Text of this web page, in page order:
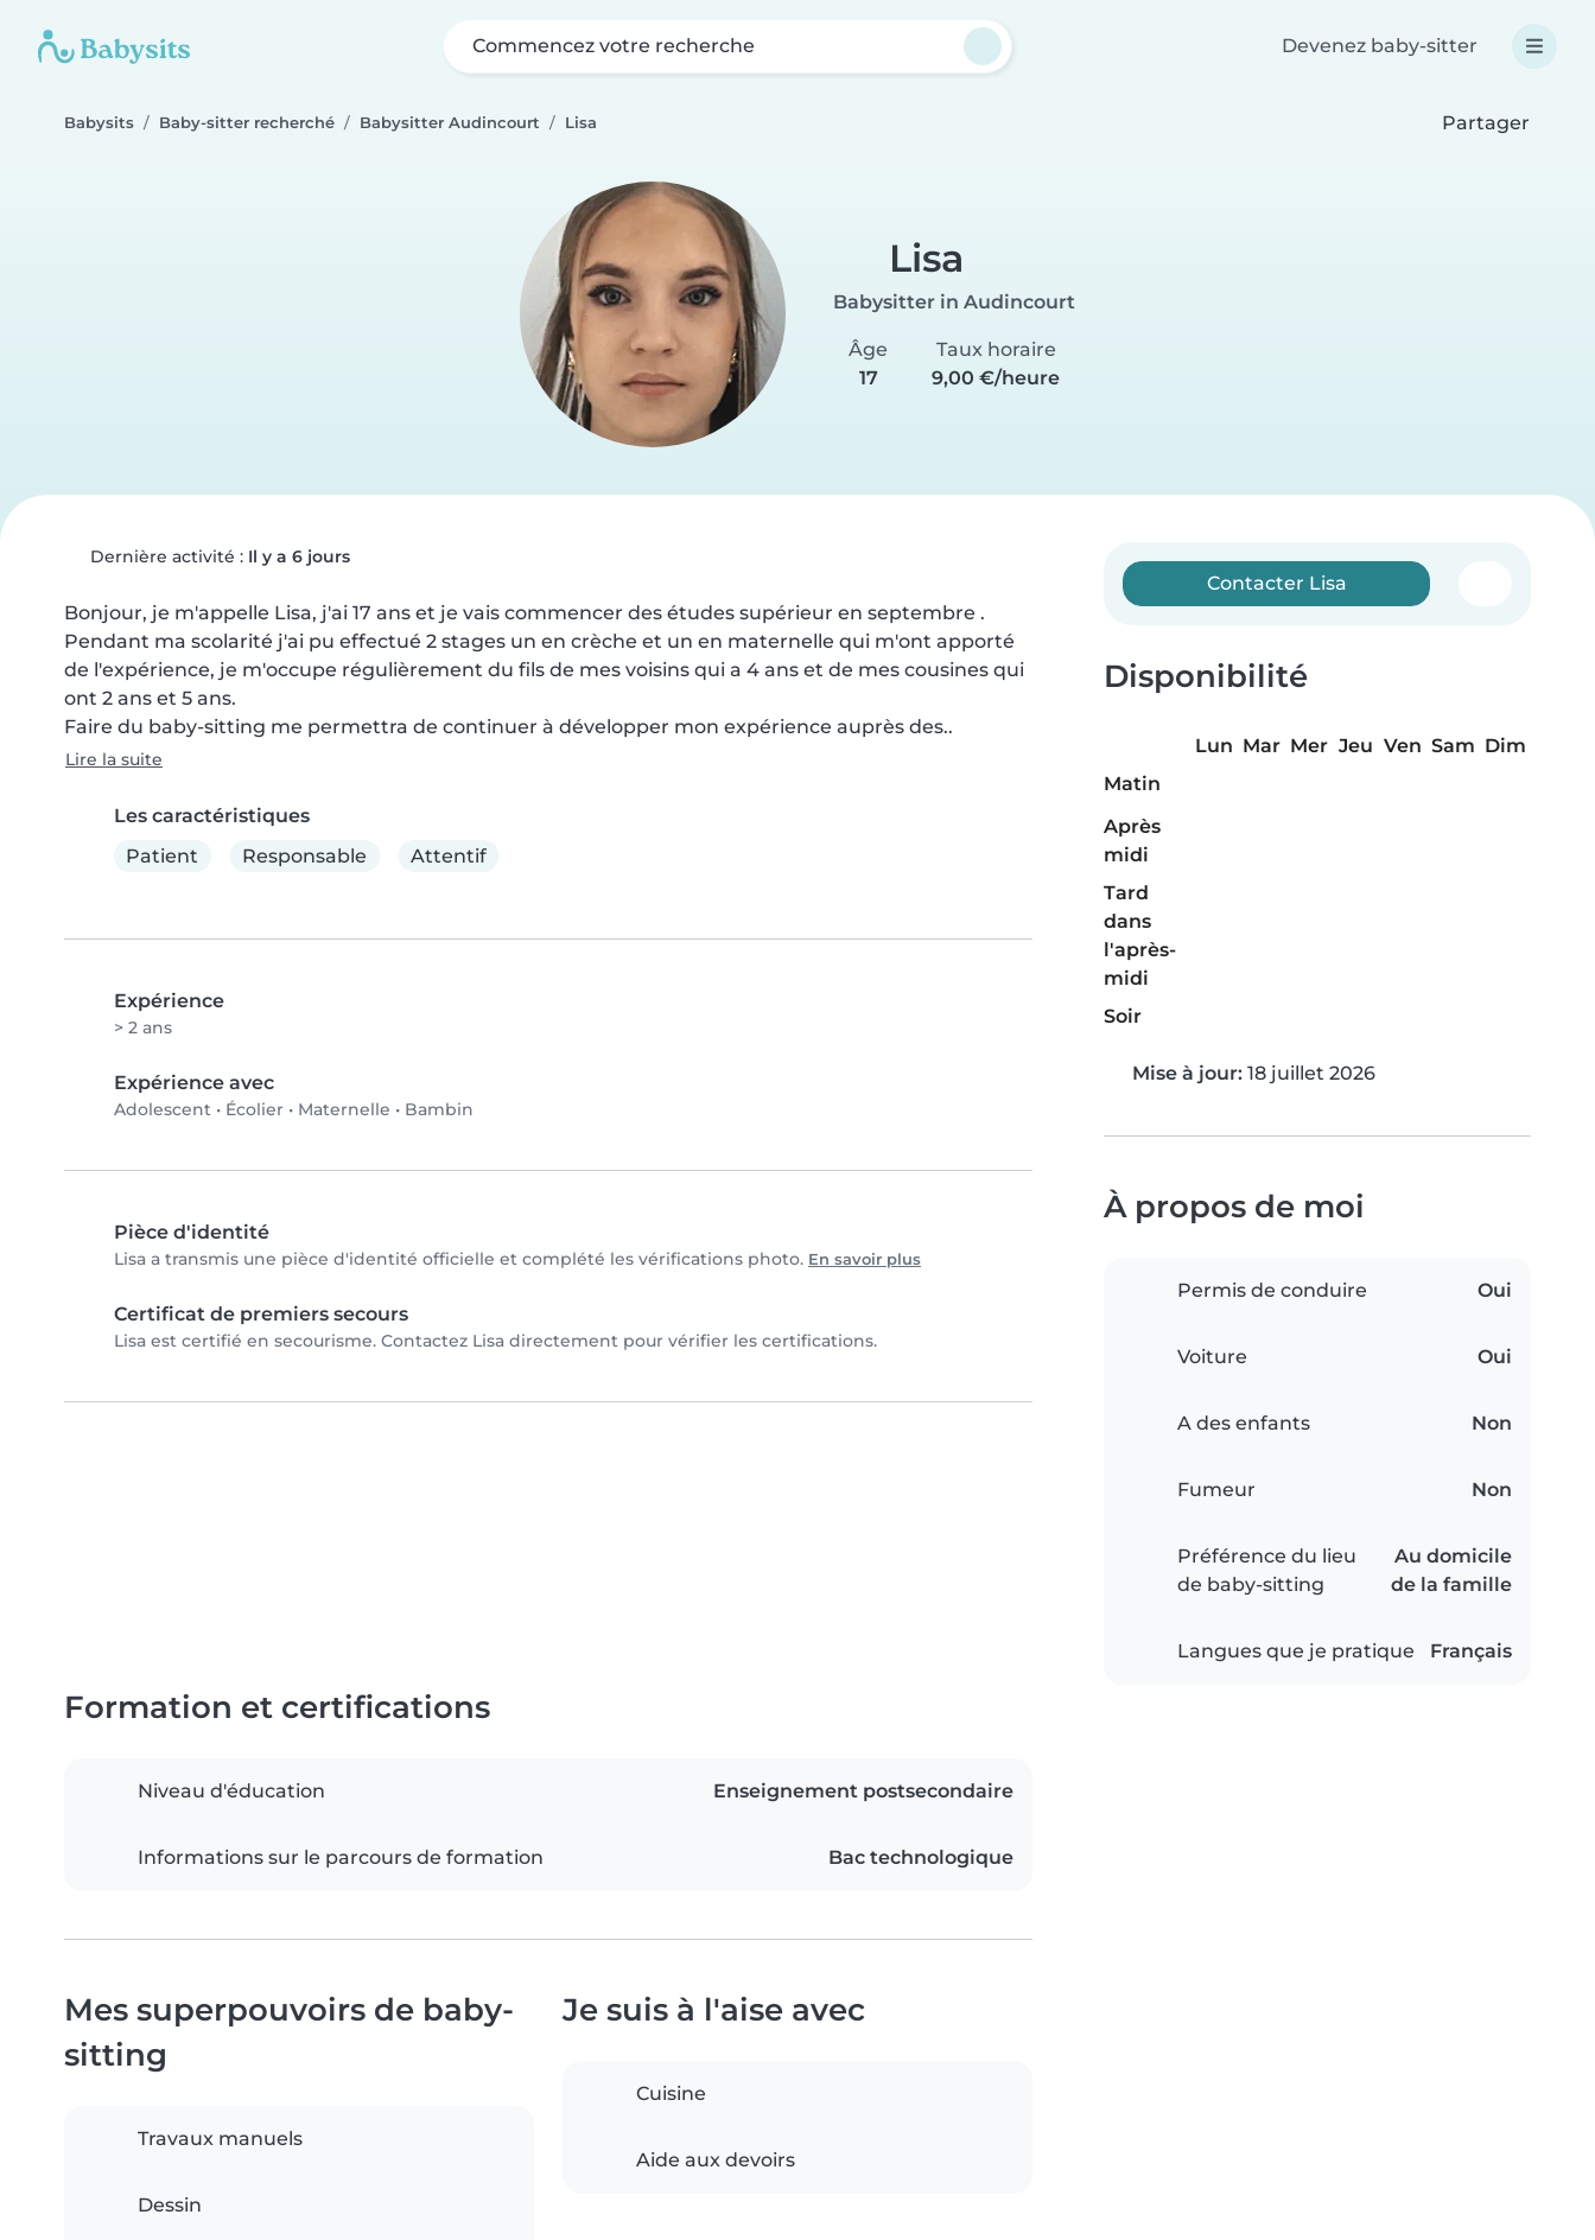
Commencez votre recherche Devenez baby-sitter
Babysits Baby-sitter recherché Babysitter Audincourt Lisa Partager
Lisa
Babysitter in Audincourt
Âge
17
Taux horaire
9,00 €/heure
Dernière activité : Il y a 6 jours
Bonjour, je m'appelle Lisa, j'ai 17 ans et je vais commencer des études supérieur en septembre .
Pendant ma scolarité j'ai pu effectué 2 stages un en crèche et un en maternelle qui m'ont apporté
de l'expérience, je m'occupe régulièrement du fils de mes voisins qui a 4 ans et de mes cousines qui
ont 2 ans et 5 ans.
Faire du baby-sitting me permettra de continuer à développer mon expérience auprès des..
Lire la suite
Les caractéristiques
Patient
Responsable Attentif
Expérience
> 2 ans
Expérience avec
Adolescent • Écolier • Maternelle • Bambin
Pièce d'identité
Lisa a transmis une pièce d'identité officielle et complété les vérifications photo. En savoir plus
Certificat de premiers secours
Lisa est certifié en secourisme. Contactez Lisa directement pour vérifier les certifications.
Contacter Lisa
Disponibilité
Lun Mar Mer Jeu Ven Sam Dim
Matin
Après
midi
Tard
dans
l'après-
midi
Soir
Mise à jour: 18 juillet 2026
À propos de moi
Permis de conduire Oui
Voiture Oui
A des enfants Non
Fumeur Non
Préférence du lieu
de baby-sitting
Au domicile
de la famille
Langues que je pratique Français
Formation et certifications
Niveau d'éducation Enseignement postsecondaire
Informations sur le parcours de formation Bac technologique
Mes superpouvoirs de baby-
sitting
Travaux manuels
Dessin
Je suis à l'aise avec
Cuisine
Aide aux devoirs